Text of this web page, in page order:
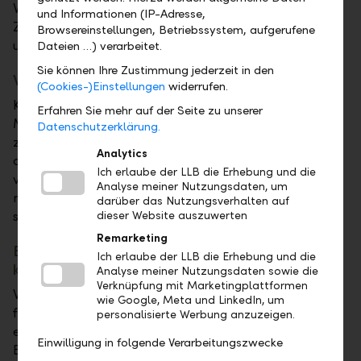
Vermögensverwalter und institutionellen Kunden.
Zudem planen wir ein digitales Onboarding für alle
unsere Kunden.
Wie wird sich das in Zukunft verändern?
Künftig werden unsere Kunden über deutlich mehr
Möglichkeiten verfügen, ihre Bankgeschäfte digital
zu erledigen, wenn sie das möchten. Wichtig ist uns
aber, dass der LLB-Kunde über eine Wahlmöglichkeit
verfügt: Er kann die verschiedenen digitalen Kanäle
nutzen, er kann aber auch das persönliche Gespräch
suchen.
Bedeutet dies, ein Kunde kann bei der LLB
künftig sogar einen Kredit online abschliessen?
Wir stellen diesbezüglich noch kein grosses Bedürfnis
fest, weil gerade der erste Abschluss eines Kredits mit
einer grossen finanziellen Verantwortung und
Bindung einhergeht. Unserer Erfahrung nach
und Informationen (IP-Adresse,
Browsereinstellungen, Betriebssystem, aufgerufene
Dateien …) verarbeitet.
Sie können Ihre Zustimmung jederzeit in den
(Cookies-)Einstellungen widerrufen.
Erfahren Sie mehr auf der Seite zu unserer
Datenschutzerklärung.
Analytics
Ich erlaube der LLB die Erhebung und die
Analyse meiner Nutzungsdaten, um
darüber das Nutzungsverhalten auf
dieser Website auszuwerten
Remarketing
Ich erlaube der LLB die Erhebung und die
Analyse meiner Nutzungsdaten sowie die
Verknüpfung mit Marketingplattformen
wie Google, Meta und LinkedIn, um
personalisierte Werbung anzuzeigen.
Einwilligung in folgende Verarbeitungszwecke